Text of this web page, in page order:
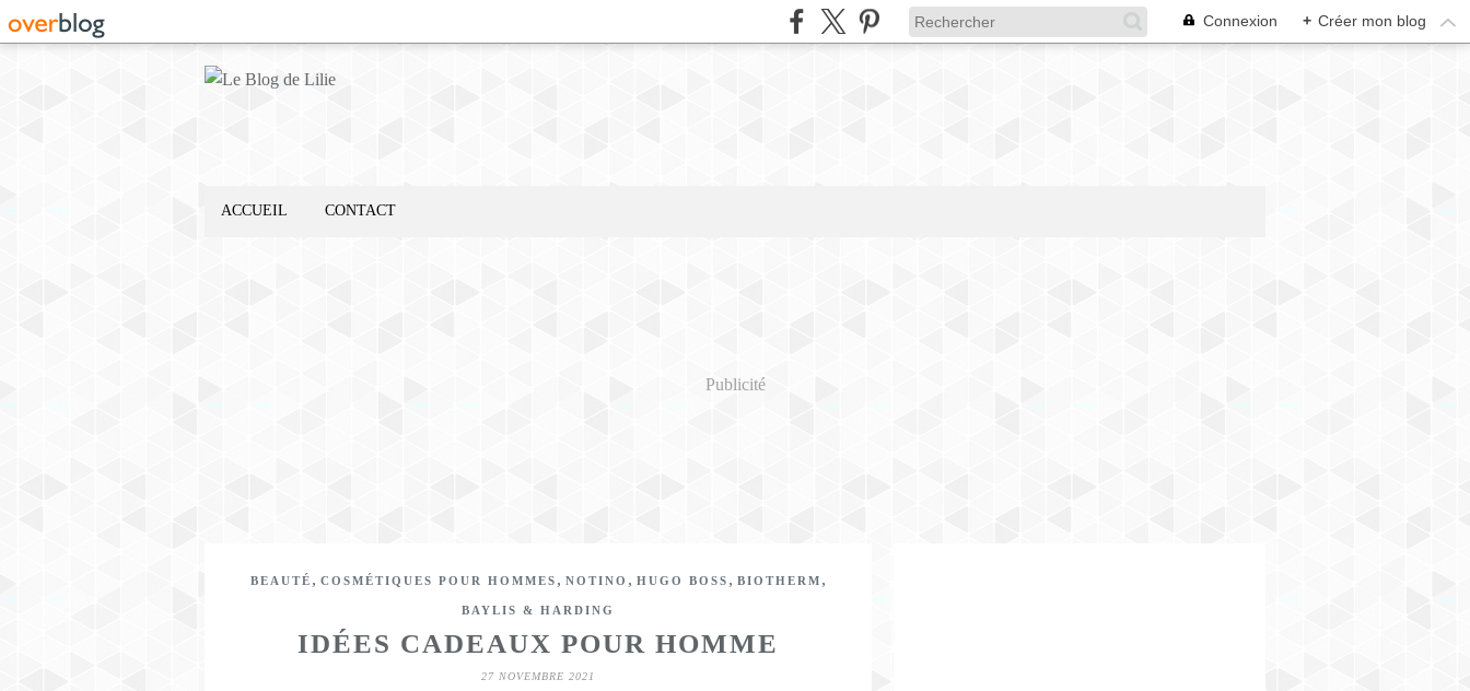
Connexion + Créer mon blog
ACCUEIL CONTACT
Publicité
BEAUTÉ , COSMÉTIQUES POUR HOMMES , NOTINO , HUGO BOSS , BIOTHERM ,
BAYLIS & HARDING
IDÉES CADEAUX POUR HOMME
27 NOVEMBRE 2021